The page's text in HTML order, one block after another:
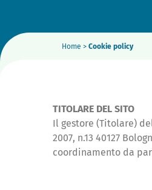
Home > Cookie policy
TITOLARE DEL SITO
Il gestore (Titolare)
2007, n.13 40127
coordinamento da